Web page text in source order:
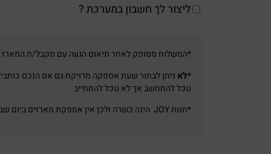
ליצור לך חשבון במערכת ?
*המשלוח מסופק לאחר תיאום הגעה עם מקבל/ת המארז
*לא ניתן לבחור שעת אספקה מדויקת-גם אם הנכם
נוכל להתחשב אך לא נוכל להתחייב
*חנות JOY הינה כשרה ולכן אין אספקת מארזים ביום שבת או מוצאי שבת